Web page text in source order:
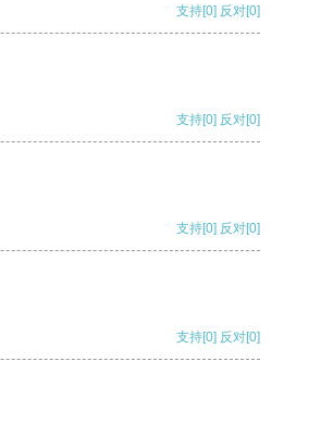
支持[0] 反对[0]
支持[0] 反对[0]
支持[0] 反对[0]
支持[0] 反对[0]